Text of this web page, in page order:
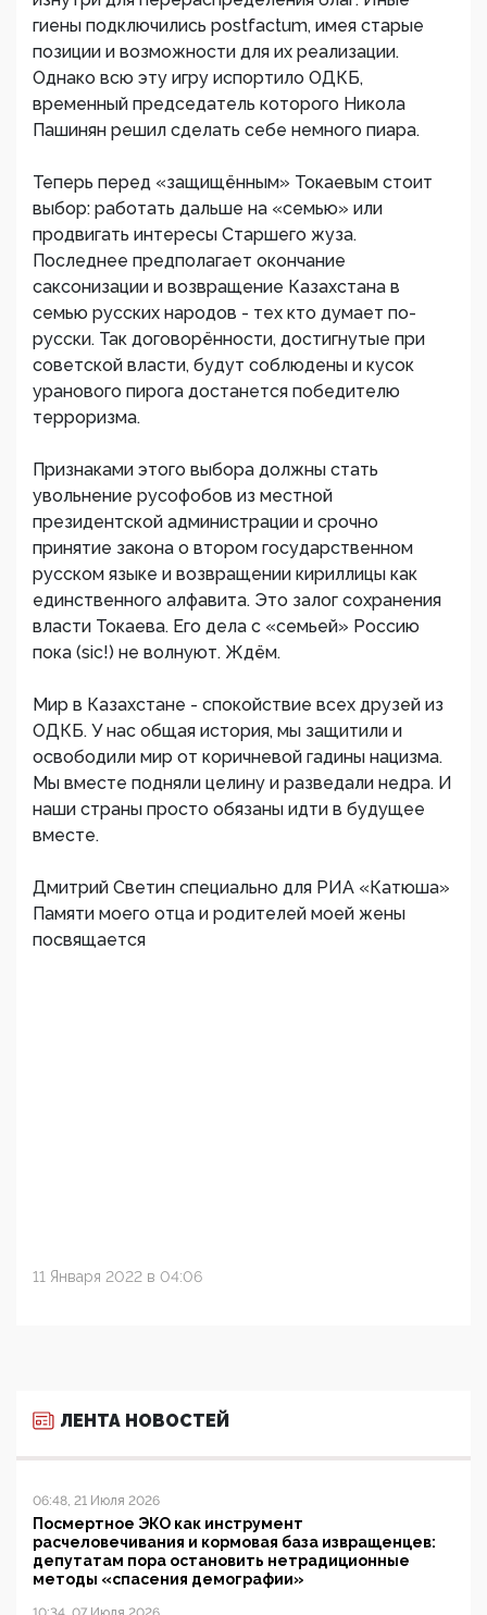
гиены подключились postfactum, имея старые
позиции и возможности для их реализации.
Однако всю эту игру испортило ОДКБ,
временный председатель которого Никола
Пашинян решил сделать себе немного пиара.
Теперь перед «защищённым» Токаевым стоит
выбор: работать дальше на «семью» или
продвигать интересы Старшего жуза.
Последнее предполагает окончание
саксонизации и возвращение Казахстана в
семью русских народов - тех кто думает по-
русски. Так договорённости, достигнутые при
советской власти, будут соблюдены и кусок
уранового пирога достанется победителю
терроризма.
Признаками этого выбора должны стать
увольнение русофобов из местной
президентской администрации и срочно
принятие закона о втором государственном
русском языке и возвращении кириллицы как
единственного алфавита. Это залог сохранения
власти Токаева. Его дела с «семьей» Россию
пока (sic!) не волнуют. Ждём.
Мир в Казахстане - спокойствие всех друзей из
ОДКБ. У нас общая история, мы защитили и
освободили мир от коричневой гадины нацизма.
Мы вместе подняли целину и разведали недра. И
наши страны просто обязаны идти в будущее
вместе.
Дмитрий Светин специально для РИА «Катюша»
Памяти моего отца и родителей моей жены
посвящается
11 Января 2022 в 04:06
ЛЕНТА НОВОСТЕЙ
06:48, 21 Июля 2026
Посмертное ЭКО как инструмент
расчеловечивания и кормовая база извращенцев:
депутатам пора остановить нетрадиционные
методы «спасения демографии»